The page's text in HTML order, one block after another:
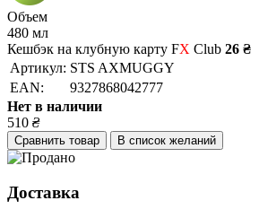
Объем
480 мл
Кешбэк на клубную карту FX Club 26 ₴
Артикул: STS AXMUGGY
EAN:
9327868042777
Нет в наличии
510 ₴
Сравнить товар В список желаний
Доставка